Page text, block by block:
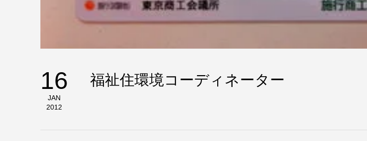
16
JAN
2012
福祉住環境コーディネーター